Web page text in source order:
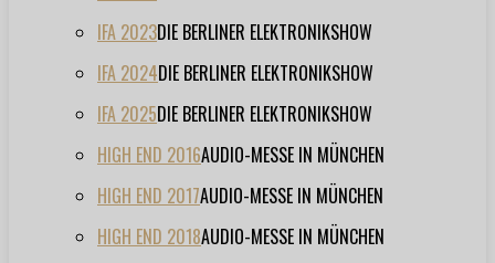
IFA 2023DIE BERLINER ELEKTRONIKSHOW
IFA 2024DIE BERLINER ELEKTRONIKSHOW
IFA 2025DIE BERLINER ELEKTRONIKSHOW
HIGH END 2016AUDIO-MESSE IN MÜNCHEN
HIGH END 2017AUDIO-MESSE IN MÜNCHEN
HIGH END 2018AUDIO-MESSE IN MÜNCHEN